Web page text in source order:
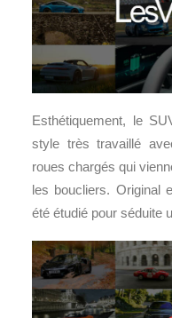
Esthétiquement, le
style très travaillé
roues chargés qui
les boucliers. Original
été étudié pour séduite